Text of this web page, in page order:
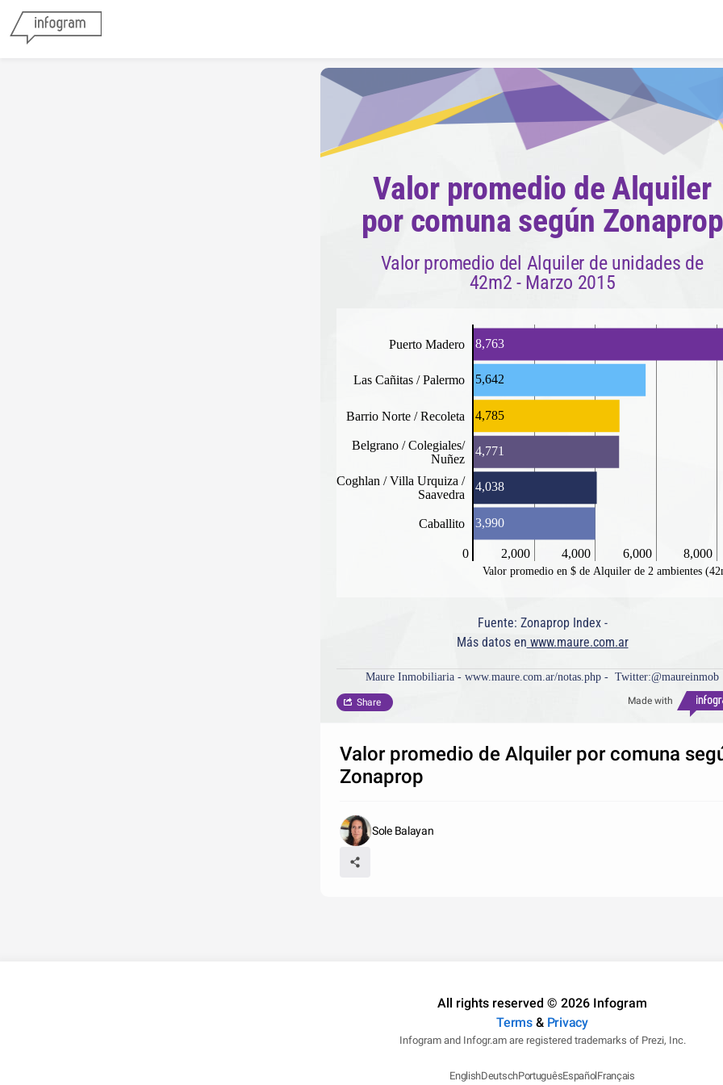
Valor promedio de Alquiler
por comuna según Zonaprop
Valor promedio del Alquiler de unidades de
42m2 - Marzo 2015
Puerto Madero
Las Cañitas / Palermo
Barrio Norte / Recoleta
Belgrano / Colegiales/
Nuñez
Coghlan / Villa Urquiza /
Saavedra
Caballito
0 2,000 4,000 6,000 8,000
8,763
5,642
4,785
4,771
4,038
3,990
Valor promedio en $ de Alquiler de 2 ambientes
Fuente: Zonaprop Index -
Más datos en www.maure.com.ar
Maure Inmobiliaria - www.maure.com.ar/notas.php - Twitter:@maureinmob
Made with
Share
Valor promedio de Alquiler por comuna
Zonaprop
Sole Balayan
All rights reserved © 2026 Infogram
Terms& Privacy
Infogram and Infogr.am are registered trademarks of Prezi, Inc.
EnglishDeutschPortuguêsEspañolFrançais